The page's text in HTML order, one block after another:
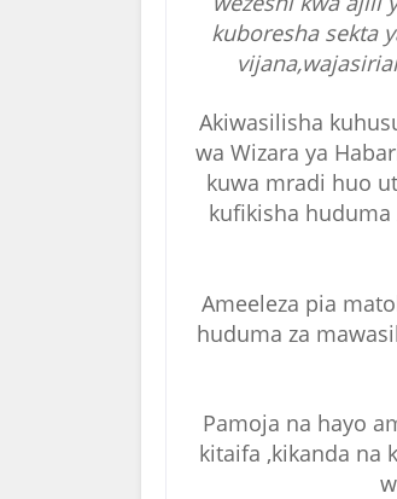
kuboresha sekta
Akiwasilisha
wa Wizara ya
kuwa mradi huo
kufikisha
Ameeleza pia
huduma za
Pamoja na hayo
kitaifa ,kikanda na